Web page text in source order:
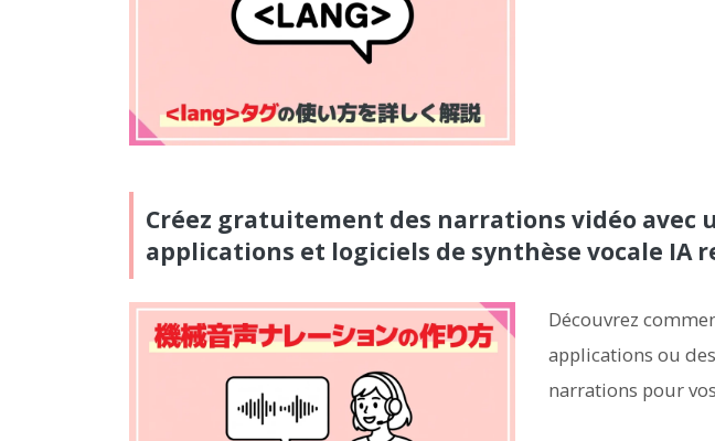
Créez gratuitement des narrations vidéo
applications et logiciels de synthèse vocale IA
Découvrez
applications ou
narrations pour